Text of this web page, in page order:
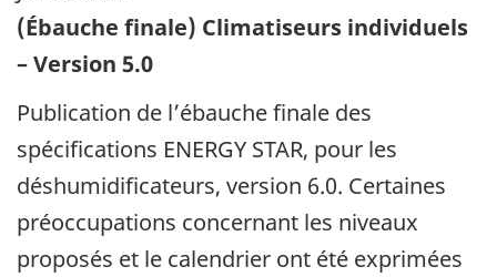
(Ébauche finale) Climatiseurs individuels
– Version 5.0
Publication de l’ébauche finale des
spécifications ENERGY STAR, pour les
déshumidificateurs, version 6.0. Certaines
préoccupations concernant les niveaux
proposés et le calendrier ont été exprimées